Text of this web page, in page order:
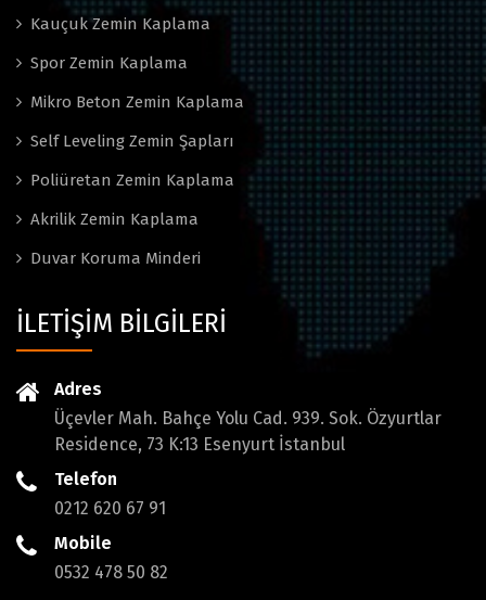
Kauçuk Zemin Kaplama
Spor Zemin Kaplama
Mikro Beton Zemin Kaplama
Self Leveling Zemin Şapları
Poliüretan Zemin Kaplama
Akrilik Zemin Kaplama
Duvar Koruma Minderi
İLETİŞİM BİLGİLERİ
Adres
Üçevler Mah. Bahçe Yolu Cad. 939. Sok. Özyurtlar
Residence, 73 K:13 Esenyurt İstanbul
Telefon
0212 620 67 91
Mobile
0532 478 50 82